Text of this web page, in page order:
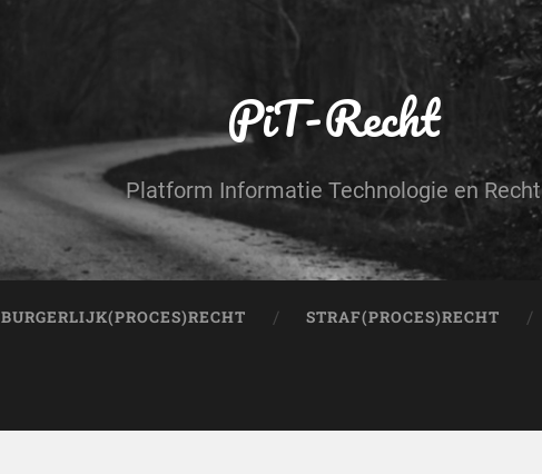
PiT-Recht
Platform Informatie Technologie en Recht
BURGERLIJK(PROCES)RECHT STRAF(PROCES)RECHT